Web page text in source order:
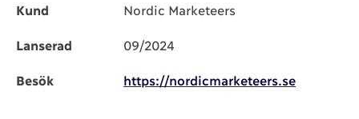
Kund Nordic Marketeers
Lanserad 09/2024
Besök https://nordicmarketeers.se